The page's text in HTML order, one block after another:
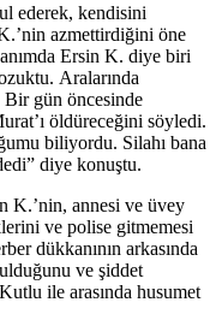
ederek, kendisini
azmettirdiğini öne
Ersin K. diye biri
Aralarında
Bir gün öncesinde
öldüreceğini söyledi.
biliyordu. Silahı bana
diye konuştu.
K.’nin, annesi ve üvey
ve polise gitmemesi
dükkanının arkasında
ve şiddet
ile arasında husumet